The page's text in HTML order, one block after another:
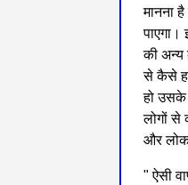
मानना
पाएगा।
की अन्य
से कैसे हमें
हो उसके
लोगों से
और लोक
" ऐसी